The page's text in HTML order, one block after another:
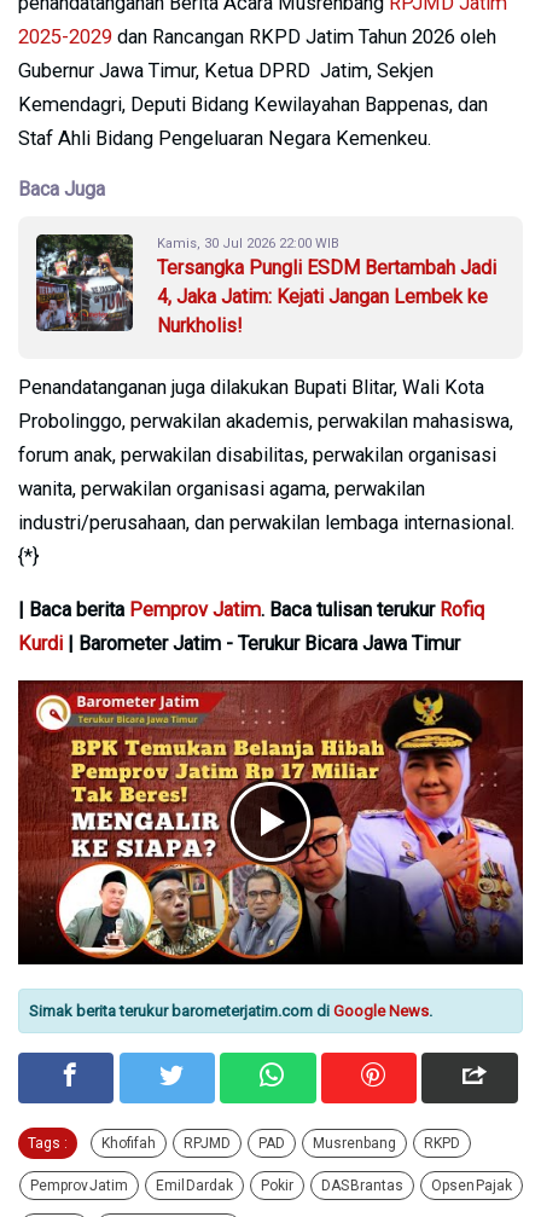
2025-2029 dan Rancangan RKPD Jatim Tahun 2026 oleh
Gubernur Jawa Timur, Ketua DPRD Jatim, Sekjen
Kemendagri, Deputi Bidang Kewilayahan Bappenas, dan
Staf Ahli Bidang Pengeluaran Negara Kemenkeu.
Baca Juga
Kamis, 30 Jul 2026 22:00 WIB
Tersangka Pungli ESDM Bertambah Jadi
4, Jaka Jatim: Kejati Jangan Lembek ke
Nurkholis!
Penandatanganan juga dilakukan Bupati Blitar, Wali Kota
Probolinggo, perwakilan akademis, perwakilan mahasiswa,
forum anak, perwakilan disabilitas, perwakilan organisasi
wanita, perwakilan organisasi agama, perwakilan
industri/perusahaan, dan perwakilan lembaga internasional.
{*}
| Baca berita Pemprov Jatim. Baca tulisan terukur Rofiq
Kurdi | Barometer Jatim - Terukur Bicara Jawa Timur
Simak berita terukur barometerjatim.com di Google News.
Tags : Khofifah RPJMD PAD Musrenbang RKPD
Pemprov Jatim Emil Dardak Pokir DAS Brantas Opsen Pajak